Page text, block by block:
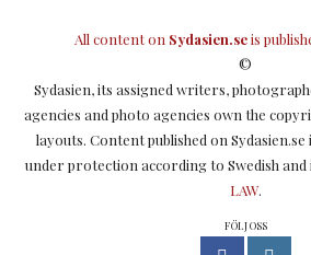
All content on Sydasien.seis
©
Sydasien, its assigned writers,
agencies and photo agencies own the
layouts. Content published on
under protection according to Swedish
LAW.
FÖLJ OSS